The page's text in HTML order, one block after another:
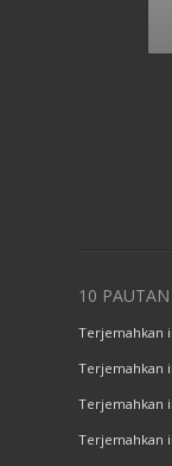
10 PAUTAN
Terjemahkan
Terjemahkan
Terjemahkan
Terjemahkan